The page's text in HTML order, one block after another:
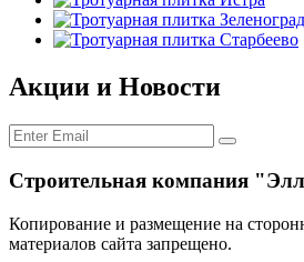
Акции и Новости
Строительная компания
Копирование и размещение на
материалов сайта запрещено.